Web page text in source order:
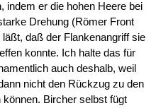
indem er die hohen Heere bei
Drehung (Römer Front
daß der Flankenangriff sie
konnte. Ich halte das für
auch deshalb, weil
nicht den Rückzug zu den
können. Bircher selbst fügt